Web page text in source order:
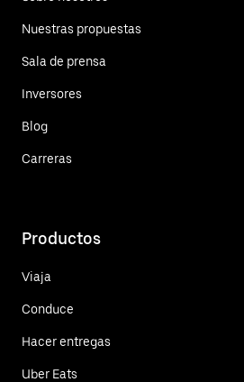
Nuestras propuestas
Sala de prensa
Inversores
Blog
Carreras
Productos
Viaja
Conduce
Hacer entregas
Uber Eats